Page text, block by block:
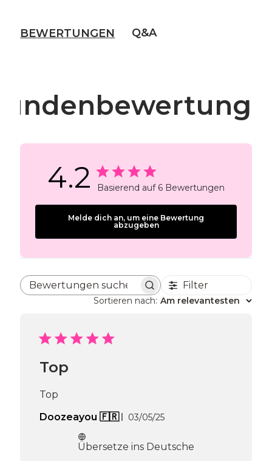
BEWERTUNGEN Q&A
4.2 Basierend auf 6 Bewertungen
Melde dich an, um eine Bewertung
abzugeben
Bewertungen suchen
Filter
Sortieren nach: Am relevantesten
Top
Top
Doozeayou 🇫🇷
Veröffentlichungsdatum
03/05/25
Übersetze ins Deutsche